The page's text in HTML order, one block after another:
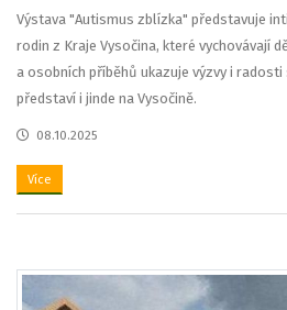
Výstava "Autismus zblízka" představuje
rodin z Kraje Vysočina, které vychovávají
a osobních příběhů ukazuje výzvy i
představí i jinde na Vysočině.
08.10.2025
Více